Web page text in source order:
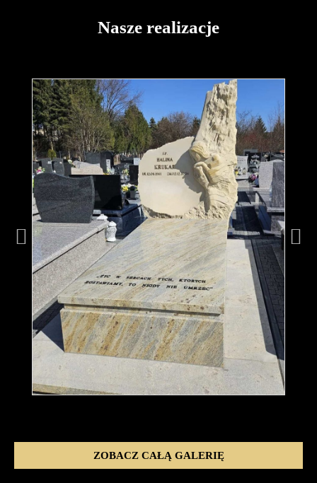
Nasze realizacje
ZOBACZ CAŁĄ GALERIĘ